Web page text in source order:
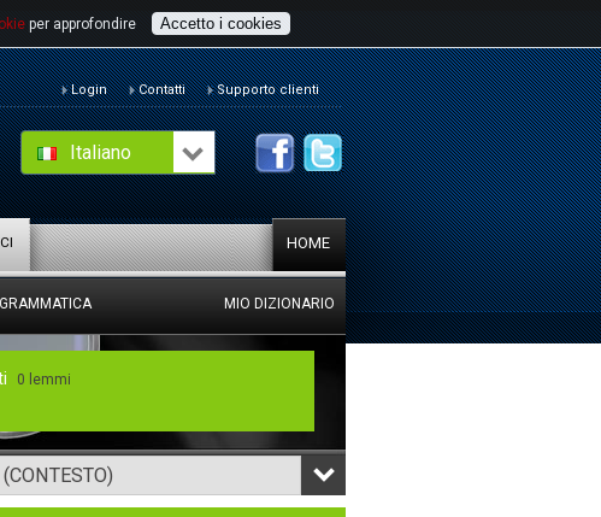
per approfondire Accetto i cookies
Italiano
Login Contatti Supporto clienti
HOME
MIO DIZIONARIO
0 lemmi